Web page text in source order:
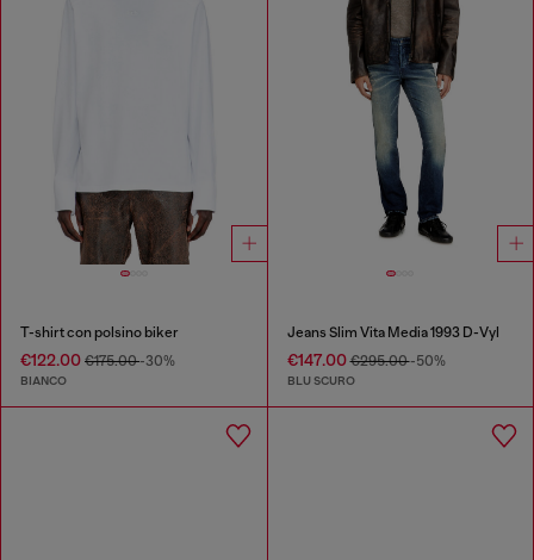
T-shirt con polsino biker
€122.00 €175.00-30%
BIANCO
Jeans Slim Vita Media 1993 D-Vyl
€147.00€295.00-50%
BLU SCURO